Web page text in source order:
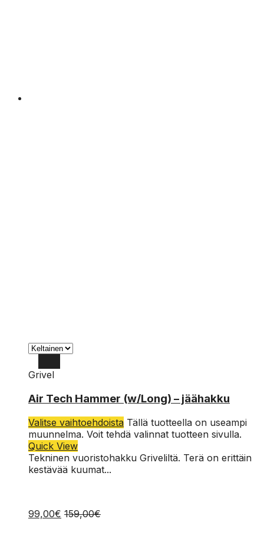
48
Grivel
Air Tech Hammer (w/Long) – jäähakku
Valitse vaihtoehdoista Tällä tuotteella on useampi
muunnelma. Voit tehdä valinnat tuotteen sivulla.
Quick View
Tekninen vuoristohakku Griveliltä. Terä on erittäin
kestävää kuumat...
99,00€ 159,00€